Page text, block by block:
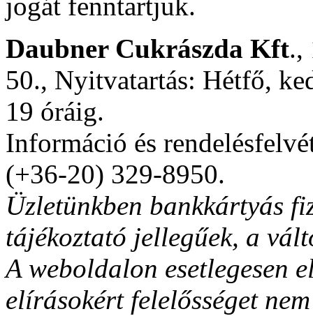
jogát fenntartjuk.
Daubner Cukrászda Kft.,
50., Nyitvatartás: Hétfő,
19 óráig.
Információ és
(+36-20) 329-8950.
Üzletünkben bankkártyás
tájékoztató jellegűek, a
A weboldalon esetlegesen
elírásokért felelősséget